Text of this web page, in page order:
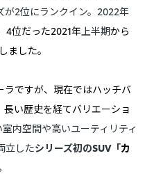
が2位にランクイン。2022年
4位だった2021年上半期から
ました。
ですが、現在ではハッチバ
い歴史を経てバリエーショ
内空間や高いユーティリティ
立したシリーズ初のSUV「カ